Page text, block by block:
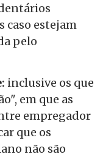
caso estejam
pelo
inclusive os que
em que as
empregador
que os
não são